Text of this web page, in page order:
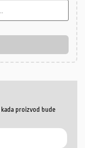
kada proizvod bude